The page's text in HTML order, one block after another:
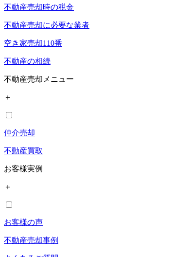
不動産売却時の税金
不動産売却に必要な業者
空き家売却110番
不動産の相続
不動産売却メニュー
＋
仲介売却
不動産買取
お客様実例
＋
お客様の声
不動産売却事例